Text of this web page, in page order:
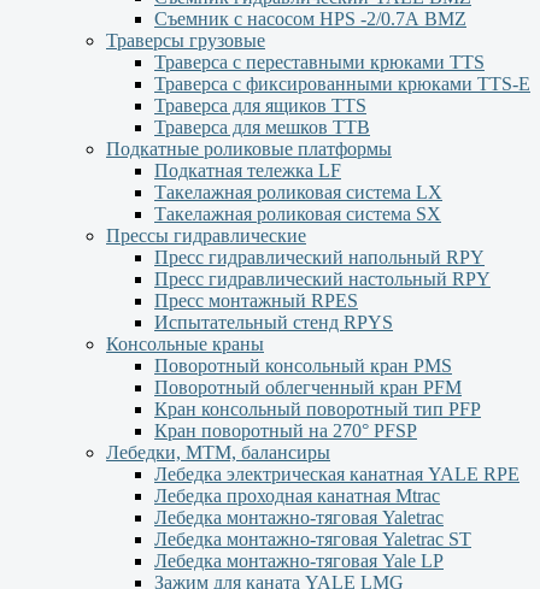
Съемник с насосом HPS -2/0.7А BMZ
Траверсы грузовые
Траверса с переставными крюками TTS
Траверса с фиксированными крюками TTS-Е
Траверса для ящиков ТТS
Траверса для мешков ТТВ
Подкатные роликовые платформы
Подкатная тележка LF
Такелажная роликовая система LX
Такелажная роликовая система SX
Прессы гидравлические
Пресс гидравлический напольный RPY
Пресс гидравлический настольный RPY
Пресс монтажный RPES
Испытательный стенд RPYS
Консольные краны
Поворотный консольный кран PMS
Поворотный облегченный кран PFM
Кран консольный поворотный тип PFP
Кран поворотный на 270° PFSP
Лебедки, МТМ, балансиры
Лебедка электрическая канатная YALE RPE
Лебедка проходная канатная Mtrac
Лебедка монтажно-тяговая Yaletrac
Лебедка монтажно-тяговая Yaletrac ST
Лебедка монтажно-тяговая Yale LP
Зажим для каната YALE LMG